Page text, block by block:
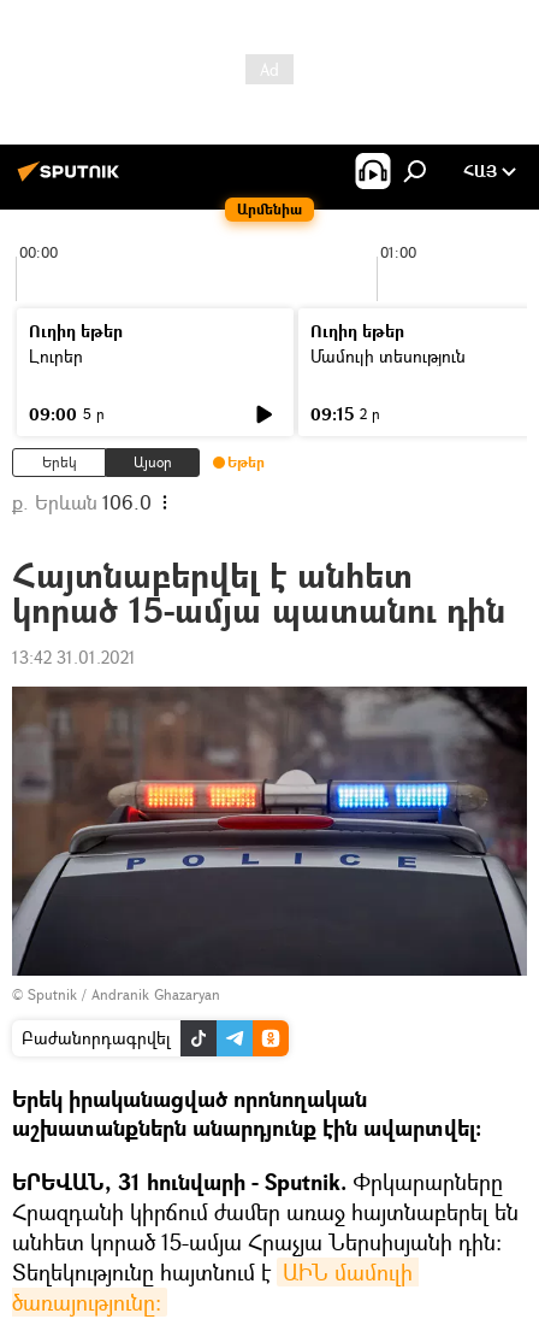
Արմենիա
ՀԱՅ
00:00 01:00
Ուղիղ եթեր
Լուրեր
09:00 5 ր
Ուղիղ եթեր
Մամուլի տեսություն
09:15 2 ր
Երեկ Այսօր Եթեր
ք. Երևան 106.0
Հայտնաբերվել է անհետ
կորած 15-ամյա պատանու դին
13:42 31.01.2021
© Sputnik / Andranik Ghazaryan
Բաժանորդագրվել
Երեկ իրականացված որոնողական
աշխատանքներն անարդյունք էին ավարտվել։
ԵՐԵՎԱՆ, 31 հունվարի - Sputnik. Փրկարարները
Հրազդանի կիրճում ժամեր առաջ հայտնաբերել են
անհետ կորած 15-ամյա Հրաչյա Ներսիսյանի դին։
Տեղեկությունը հայտնում է ԱԻՆ մամուլի
ծառայությունը։